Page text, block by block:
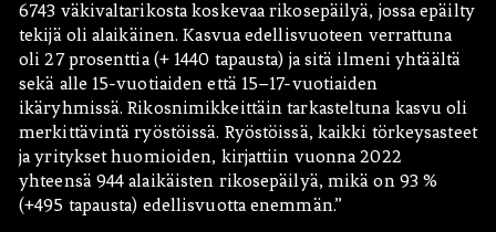
6743 väkivaltarikosta koskevaa rikosepäilyä, jossa epäilty
tekijä oli alaikäinen. Kasvua edellisvuoteen verrattuna
oli 27 prosenttia (+ 1440 tapausta) ja sitä ilmeni yhtäältä
sekä alle 15-vuotiaiden että 15–17-vuotiaiden
ikäryhmissä. Rikosnimikkeittäin tarkasteltuna kasvu oli
merkittävintä ryöstöissä. Ryöstöissä, kaikki törkeysasteet
ja yritykset huomioiden, kirjattiin vuonna 2022
yhteensä 944 alaikäisten rikosepäilyä, mikä on 93 %
(+495 tapausta) edellisvuotta enemmän.”